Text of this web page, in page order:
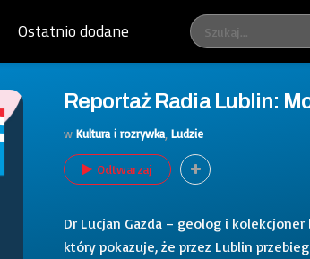
Ostatnio dodane
Reportaż Radia Lublin:
w Kultura i rozrywka Ludzie
Odtwarzaj
Dr Lucjan Gazda – geolog i
który pokazuje, że przez Lublin